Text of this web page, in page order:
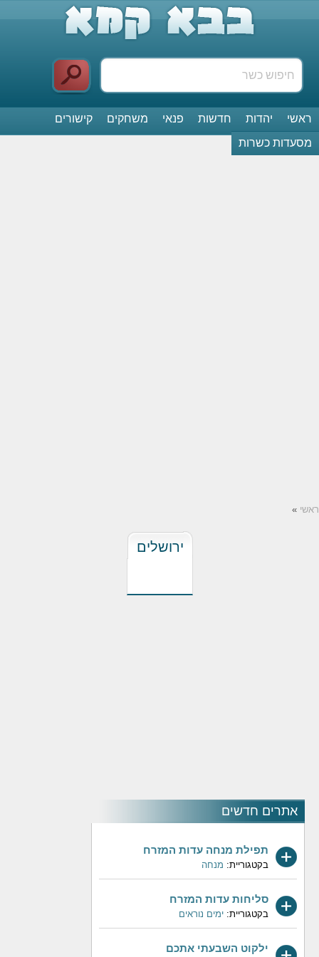
ראשי יהדות חדשות פנאי משחקים
קישורים
מסעדות כשרות
ראשי »
אתרים חדשים
תפילת מנחה עדות המזרח
בקטגוריית: מנחה
סליחות עדות המזרח
בקטגוריית: ימים נוראים
ילקוט השבעתי אתכם
ירושלים